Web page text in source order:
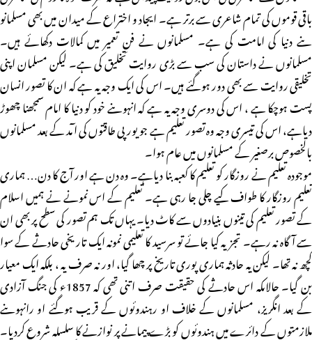
باقی قوموں کی تمام شاعری سے برتر ہے۔ ایجاد و اختراع کے میدان میں بھی مسلمانو
ںنے دنیا کی امامت کی ہے۔ مسلمانوں نے فنِ تعمیر میں کمالات دکھائے ہیں۔
مسلمانوں نے داستان کی سب سے بڑی روایت تخلیق کی ہے۔ لیکن مسلمان اپنی
تخلیقی روایت سے بھی دور ہوگئے ہیں۔ اس کی ایک وجہ یہ ہے کہ ان کا تصور انسان
پست ہوچکا ہے ، اس کی دوسری وجہ یہ ہے کہ انہوںنے خود کو دنیا کا امام سمجھنا چھوڑ
دیاہے، اس کی تیسری وجہ وہ تصور تعلیم ہے جو یورپی طاقتوں کی ا ٓمد کے بعد مسلمانوں
بالخصوص برصغیر کے مسلمانوں میں عام ہوا۔
موجودہ تعلیم نے روزگار کو تعلیم کا کعبہ بنا دیاہے۔ وہ دن ہے اور آج کا دن… ہماری
تعلیم روزگار کا طواف کیے چلی جا رہی ہے۔ تعلیم کے اس نمونے نے ہمیں اسلام
کے تصور تعلیم کی تینوں بنیادوں سے کاٹ دیا۔ یہاں تک ہم تصور کی سطح پر بھی ان
سے آگاہ نہ رہے۔ تجزیہ کیا جائے تو سرسید کا تعلیمی نمونہ ایک تاریخی حادثے کے سوا
کچھ نہ تھا۔ لیکن یہ حادثہ ہماری پوری تاریخ پر چھا گیا، اور نہ صرف یہ ، بلکہ ایک معیار
بن گیا۔ حالاںکہ اس حادثے کی حقیقت صرف اتنی تھی کہ 1857ء کی جنگ آزادی
کے بعد انگریز، مسلمانوں کے خلاف او رہندوئوں کے قریب ہوگئے او رانہوںنے
ملازمتوں کے دائرے میں ہندوئوں کو بڑے پیمانے پر نوازنے کا سلسلہ شروع کردیا۔